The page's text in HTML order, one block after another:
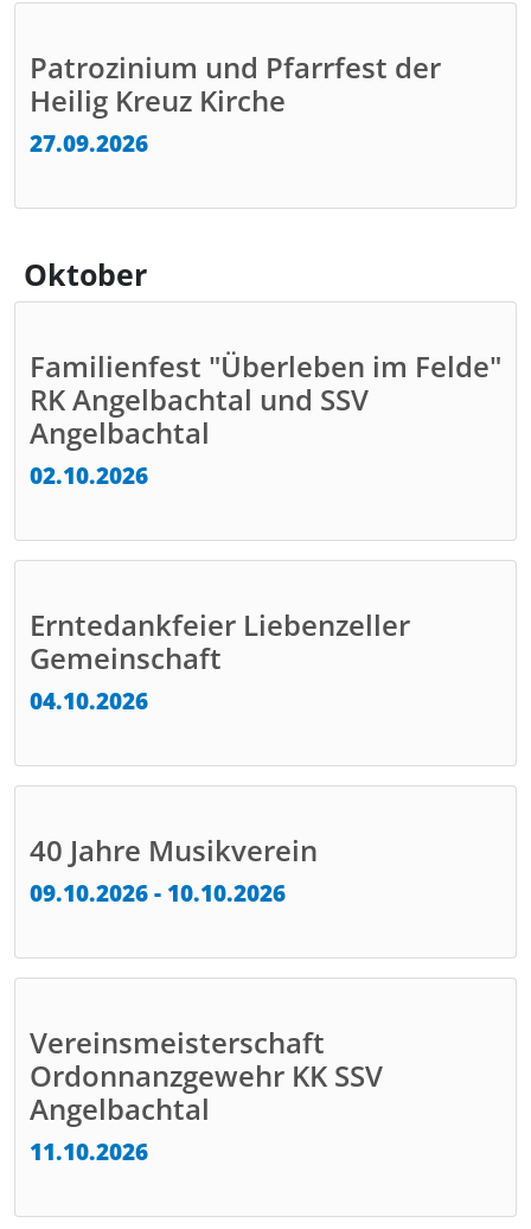
Patrozinium und Pfarrfest der
Heilig Kreuz Kirche
27.09.2026
Oktober
Familienfest "Überleben im Felde"
RK Angelbachtal und SSV
Angelbachtal
02.10.2026
Erntedankfeier Liebenzeller
Gemeinschaft
04.10.2026
40 Jahre Musikverein
09.10.2026 - 10.10.2026
Vereinsmeisterschaft
Ordonnanzgewehr KK SSV
Angelbachtal
11.10.2026